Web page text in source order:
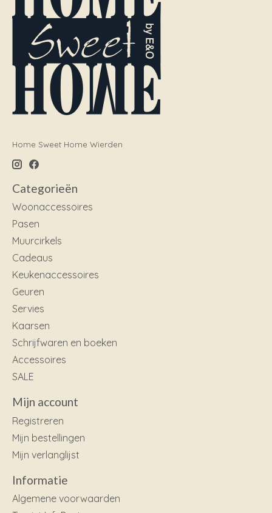
Home Sweet Home Wierden
Categorieën
Woonaccessoires
Pasen
Muurcirkels
Cadeaus
Keukenaccessoires
Geuren
Servies
Kaarsen
Schrijfwaren en boeken
Accessoires
SALE
Mijn account
Registreren
Mijn bestellingen
Mijn verlanglijst
Informatie
Algemene voorwaarden